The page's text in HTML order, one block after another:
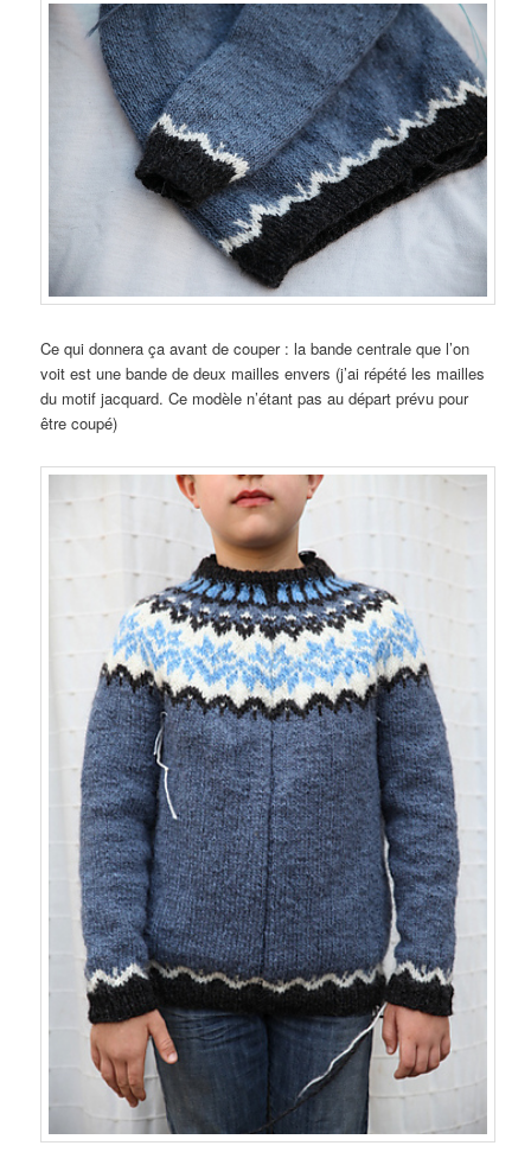
Ce qui donnera ça avant de couper : la bande centrale que l’on
voit est une bande de deux mailles envers (j’ai répété les mailles
du motif jacquard. Ce modèle n’étant pas au départ prévu pour
être coupé)